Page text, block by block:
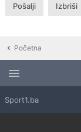
Početna
Sport1.ba